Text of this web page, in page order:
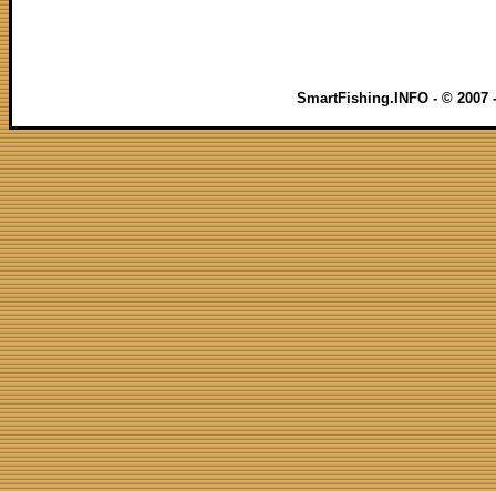
SmartFishing.INFO - © 2007